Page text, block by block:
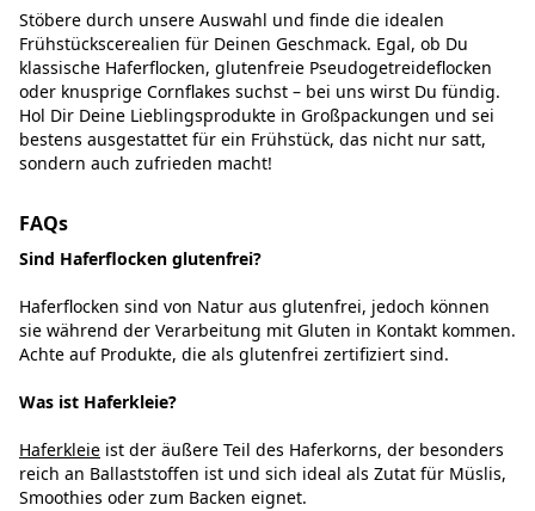
Stöbere durch unsere Auswahl und finde die idealen
Frühstückscerealien für Deinen Geschmack. Egal, ob Du
klassische Haferflocken, glutenfreie Pseudogetreideflocken
oder knusprige Cornflakes suchst – bei uns wirst Du fündig.
Hol Dir Deine Lieblingsprodukte in Großpackungen und sei
bestens ausgestattet für ein Frühstück, das nicht nur satt,
sondern auch zufrieden macht!
FAQs
Sind Haferflocken glutenfrei?
Haferflocken sind von Natur aus glutenfrei, jedoch können
sie während der Verarbeitung mit Gluten in Kontakt kommen.
Achte auf Produkte, die als glutenfrei zertifiziert sind.
Was ist Haferkleie?
Haferkleie ist der äußere Teil des Haferkorns, der besonders
reich an Ballaststoffen ist und sich ideal als Zutat für Müslis,
Smoothies oder zum Backen eignet.